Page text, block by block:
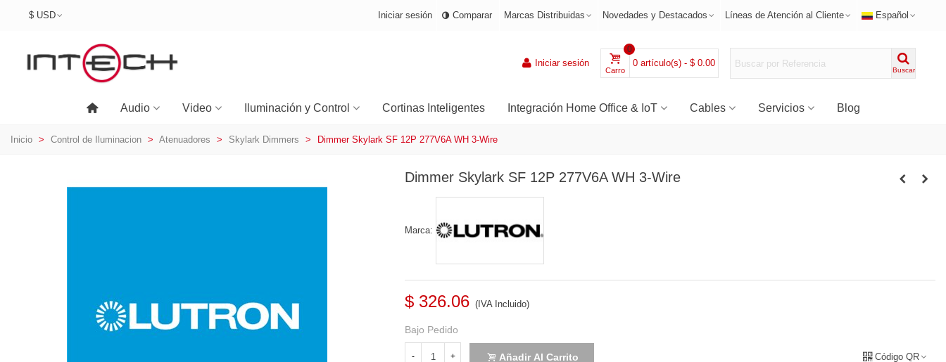
$ USD Iniciar sesión Comparar Marcas Distribuidas Novedades y Destacados Líneas de Atención al Cliente Español
Iniciar sesión
Carro
0
0 artículo(s) - $ 0.00
Buscar
Audio Video Iluminación y Control Cortinas Inteligentes Integración Home Office & IoT Cables Servicios Blog
Inicio > Control de Iluminacion > Atenuadores > Skylark Dimmers > Dimmer Skylark SF 12P 277V6A WH 3-Wire
Dimmer Skylark SF 12P 277V6A WH 3-Wire
Marca:
$ 326.06 (IVA Incluido)
Bajo Pedido
- + Añadir Al Carrito Código QR